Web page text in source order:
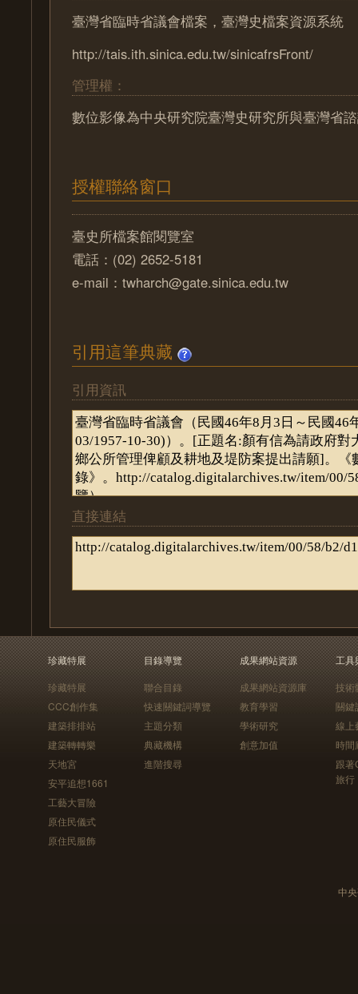
臺灣省臨時省議會檔案，臺灣史檔案資源系統
http://tais.ith.sinica.edu.tw/sinicafrsFront/
管理權：
數位影像為中央研究院臺灣史研究所與臺灣省
授權聯絡窗口
臺史所檔案館閱覽室
電話：(02) 2652-5181
e-mail：twharch@gate.sinica.edu.tw
引用這筆典藏
引用資訊
直接連結
珍藏特展
珍藏特展
CCC創作集
建築排排站
建築轉轉樂
天地宮
安平追想1661
工藝大冒險
原住民儀式
原住民服飾
目錄導覽
聯合目錄
快速關鍵詞導覽
主題分類
典藏機構
進階搜尋
成果網站資源
成果網站資源庫
教育學習
學術研究
創意加值
工具
技術
關鍵
線上
時間
跟
旅行
中